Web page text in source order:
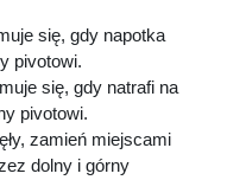
się, gdy napotka
pivotowi.
się, gdy natrafi na
pivotowi.
zamień miejscami
dolny i górny